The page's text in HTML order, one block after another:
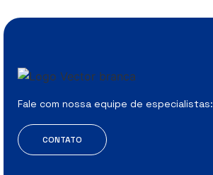
Fale com nossa equipe de especialistas:
CONTATO